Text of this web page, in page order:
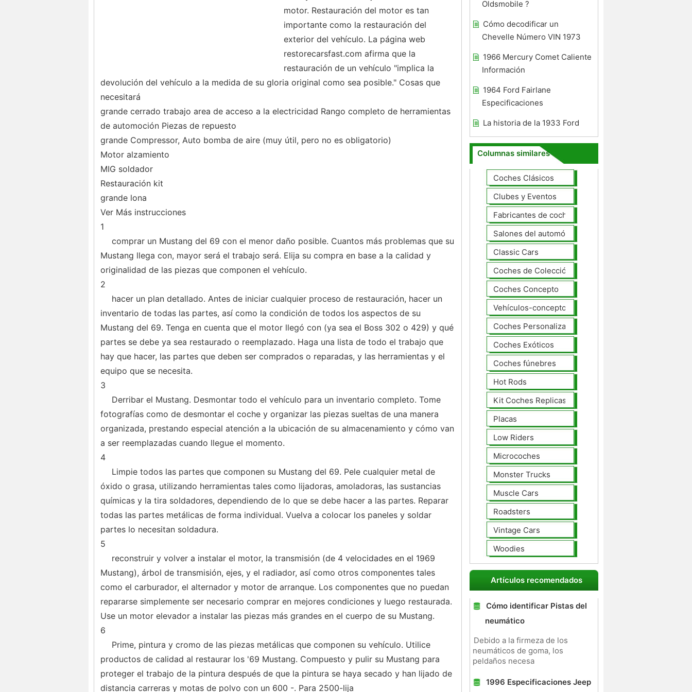
motor. Restauración del motor es tan
importante como la restauración del
exterior del vehículo. La página web
restorecarsfast.com afirma que la
restauración de un vehículo "implica la
devolución del vehículo a la medida de su gloria original como sea posible." Cosas que
necesitará
grande cerrado trabajo area de acceso a la electricidad Rango completo de herramientas
de automoción Piezas de repuesto
grande Compressor, Auto bomba de aire (muy útil, pero no es obligatorio)
Motor alzamiento
MIG soldador
Restauración kit
grande lona
Ver Más instrucciones
1
comprar un Mustang del 69 con el menor daño posible. Cuantos más problemas que su
Mustang llega con, mayor será el trabajo será. Elija su compra en base a la calidad y
originalidad de las piezas que componen el vehículo.
2
hacer un plan detallado. Antes de iniciar cualquier proceso de restauración, hacer un
inventario de todas las partes, así como la condición de todos los aspectos de su
Mustang del 69. Tenga en cuenta que el motor llegó con (ya sea el Boss 302 o 429) y qué
partes se debe ya sea restaurado o reemplazado. Haga una lista de todo el trabajo que
hay que hacer, las partes que deben ser comprados o reparadas, y las herramientas y el
equipo que se necesita.
3
Derribar el Mustang. Desmontar todo el vehículo para un inventario completo. Tome
fotografías como de desmontar el coche y organizar las piezas sueltas de una manera
organizada, prestando especial atención a la ubicación de su almacenamiento y cómo van
a ser reemplazadas cuando llegue el momento.
4
Limpie todos las partes que componen su Mustang del 69. Pele cualquier metal de
óxido o grasa, utilizando herramientas tales como lijadoras, amoladoras, las sustancias
químicas y la tira soldadores, dependiendo de lo que se debe hacer a las partes. Reparar
todas las partes metálicas de forma individual. Vuelva a colocar los paneles y soldar
partes lo necesitan soldadura.
5
reconstruir y volver a instalar el motor, la transmisión (de 4 velocidades en el 1969
Mustang), árbol de transmisión, ejes, y el radiador, así como otros componentes tales
como el carburador, el alternador y motor de arranque. Los componentes que no puedan
repararse simplemente ser necesario comprar en mejores condiciones y luego restaurada.
Use un motor elevador a instalar las piezas más grandes en el cuerpo de su Mustang.
6
Prime, pintura y cromo de las piezas metálicas que componen su vehículo. Utilice
productos de calidad al restaurar los '69 Mustang. Compuesto y pulir su Mustang para
proteger el trabajo de la pintura después de que la pintura se haya secado y han lijado de
distancia carreras y motas de polvo con un 600 -. Para 2500-lija
Oldsmobile ?
Cómo decodificar un
Chevelle Número VIN 1973
1966 Mercury Comet Caliente
Información
1964 Ford Fairlane
Especificaciones
La historia de la 1933 Ford
Columnas similares
Coches Clásicos
Clubes y Eventos
Fabricantes de coches Modelos
Salones del automóvil
Classic Cars
Coches de Colección
Coches Concepto
Vehículos-concepto
Coches Personalizados
Coches Exóticos
Coches fúnebres
Hot Rods
Kit Coches Replicas
Placas
Low Riders
Microcoches
Monster Trucks
Muscle Cars
Roadsters
Vintage Cars
Woodies
Artículos recomendados
Cómo identificar Pistas del
neumático
Debido a la firmeza de los
neumáticos de goma, los
peldaños necesa
1996 Especificaciones Jeep